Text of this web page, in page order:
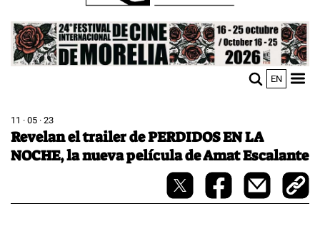
Image
EN
11 · 05 · 23
Revelan el trailer de PERDIDOS EN LA
NOCHE, la nueva película de Amat Escalante